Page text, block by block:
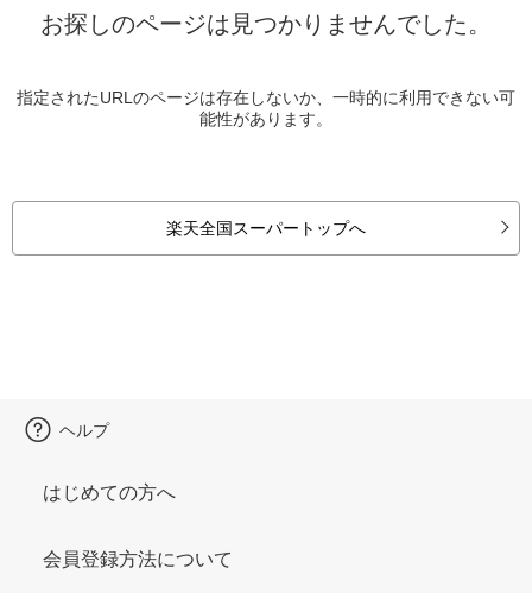
お探しのページは見つかりませんでした。
指定されたURLのページは存在しないか、一時的に利用できない可
能性があります。
楽天全国スーパートップへ
ヘルプ
はじめての方へ
会員登録方法について